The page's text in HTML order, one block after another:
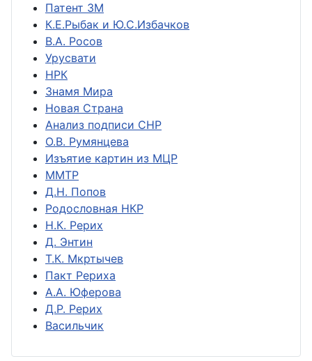
Патент ЗМ
К.Е.Рыбак и Ю.С.Избачков
В.А. Росов
Урусвати
НРК
Знамя Мира
Новая Страна
Анализ подписи СНР
О.В. Румянцева
Изъятие картин из МЦР
ММТР
Д.Н. Попов
Родословная НКР
Н.К. Рерих
Д. Энтин
Т.К. Мкртычев
Пакт Рериха
А.А. Юферова
Д.Р. Рерих
Васильчик